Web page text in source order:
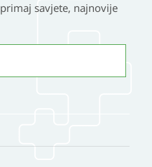
savjete, najnovije